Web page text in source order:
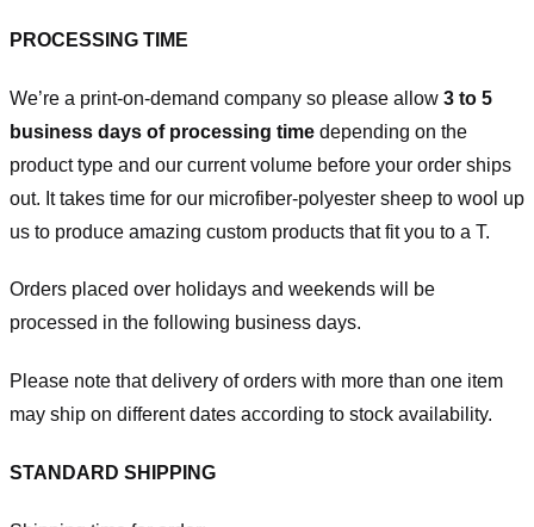
PROCESSING TIME
We’re a print-on-demand company so please allow 3 to 5
business days of processing time depending on the
product type and our current volume before your order ships
out. It takes time for our microfiber-polyester sheep to wool up
us to produce amazing custom products that fit you to a T.
Orders placed over holidays and weekends will be
processed in the following business days.
Please note that delivery of orders with more than one item
may ship on different dates according to stock availability.
STANDARD SHIPPING